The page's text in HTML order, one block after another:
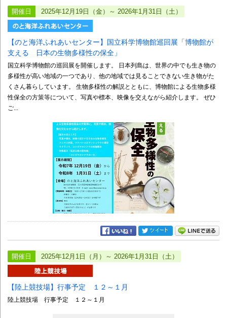
開催日 2025年12月19日（金）～ 2026年1月31日（土）
【のと海洋ふれあいセンター】国立科学博物館巡回展「博物館が
支える 日本の生物多様性の保全」
国立科学博物館の巡回展を開催します。 日本列島は、世界の中でも生き物の
多様性が高い地域の一つであり、他の地域では見ることできない生き物がた
くさん暮らしています。 生物多様性の解説とともに、博物館による生物多様
性保全の方策等について、写真や標本、映像を交えながら紹介します。 ぜひ
ご...
開催日 2025年12月1日（月）～ 2026年1月31日（土）
【陸上競技場】行事予定 １２～１月
陸上競技場 行事予定 １２～１月